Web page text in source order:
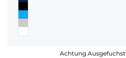
Achtung Ausgefuchst